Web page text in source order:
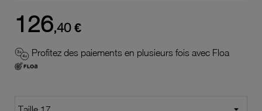
126,40 €
Profitez des paiements en plusieurs fois avec Floa